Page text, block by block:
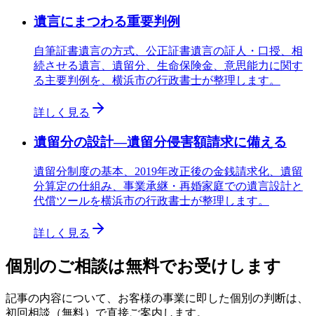
遺言にまつわる重要判例
自筆証書遺言の方式、公正証書遺言の証人・口授、相
続させる遺言、遺留分、生命保険金、意思能力に関す
る主要判例を、横浜市の行政書士が整理します。
詳しく見る
遺留分の設計—遺留分侵害額請求に備える
遺留分制度の基本、2019年改正後の金銭請求化、遺留
分算定の仕組み、事業承継・再婚家庭での遺言設計と
代償ツールを横浜市の行政書士が整理します。
詳しく見る
個別のご相談は無料でお受けします
記事の内容について、お客様の事業に即した個別の判断は、
初回相談（無料）で直接ご案内します。